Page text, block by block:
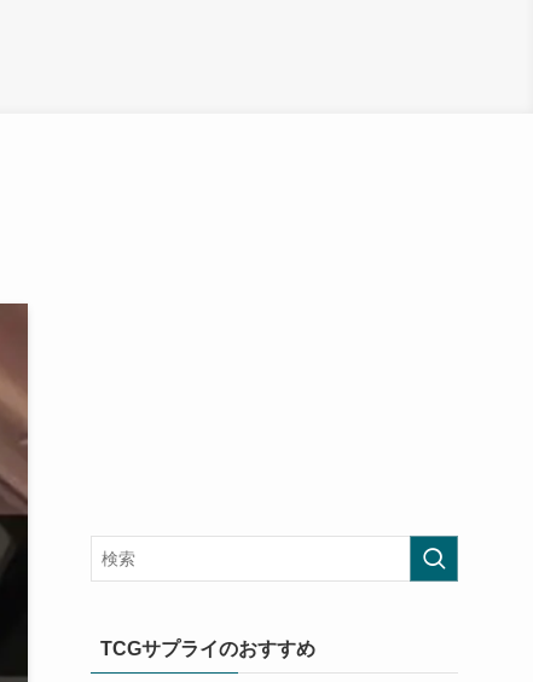
TCGサプライのおすすめ